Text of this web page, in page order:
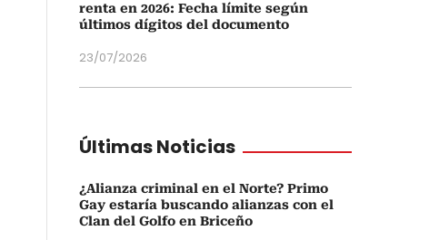
renta en 2026: Fecha límite según
últimos dígitos del documento
23/07/2026
Últimas Noticias
¿Alianza criminal en el Norte? Primo
Gay estaría buscando alianzas con el
Clan del Golfo en Briceño